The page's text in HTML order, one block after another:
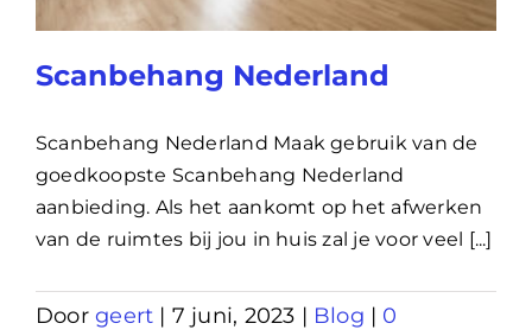
Scanbehang Nederland
Scanbehang Nederland Maak gebruik van de
goedkoopste Scanbehang Nederland
aanbieding. Als het aankomt op het afwerken
van de ruimtes bij jou in huis zal je voor veel [...]
Doorgeert | 7 juni, 2023 | Blog | 0